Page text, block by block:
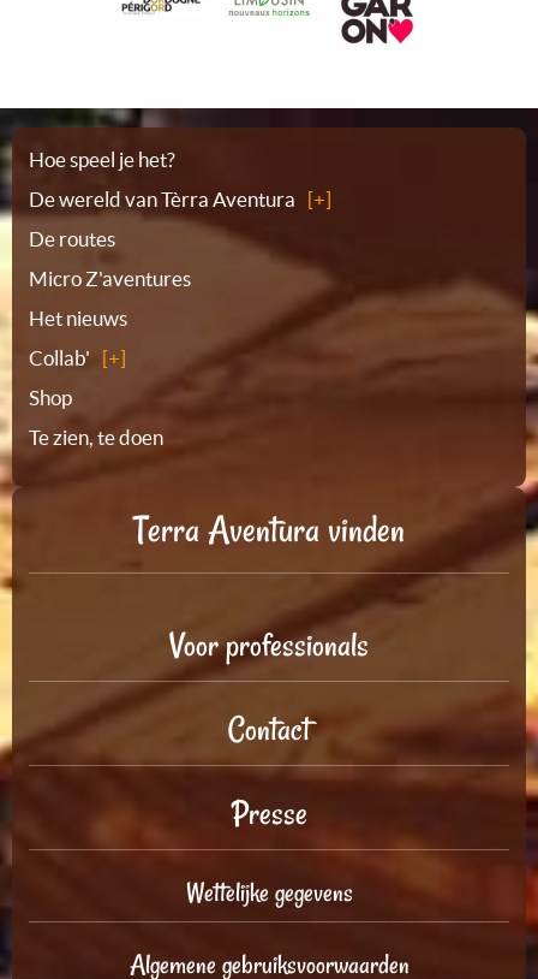
Plattegrond
Hoe speel je het?
De wereld van Tèrra Aventura
De routes
Micro Z'aventures
Het nieuws
Collab'
Shop
Te zien, te doen
Terra Aventura vinden
Voor professionals
Contact
Presse
Wettelijke gegevens
Algemene gebruiksvoorwaarden